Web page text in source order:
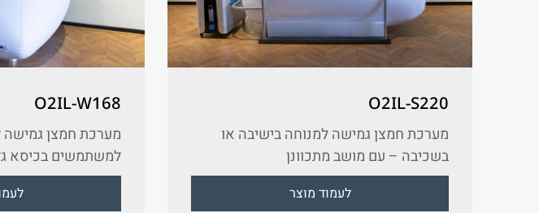
O2IL-S220
מערכת חמצן גמישה למנוחה בישיבה או
בשכיבה – עם מושב מתכוונן
לעמוד מוצר
O2IL-W168
מערכת חמצן
למשתמשים בכיסא